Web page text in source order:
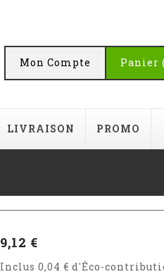
Panier
Mon Compte
LIVRAISON PROMO
9,12 €
Inclus 0,04 € d'Éco-